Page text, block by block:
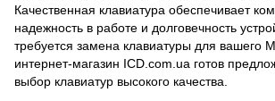
Качественная клавиатура обеспечивает
надежность в работе и долговечность
требуется замена клавиатуры для вашего
интернет-магазин ICD.com.ua готов
выбор клавиатур высокого качества.